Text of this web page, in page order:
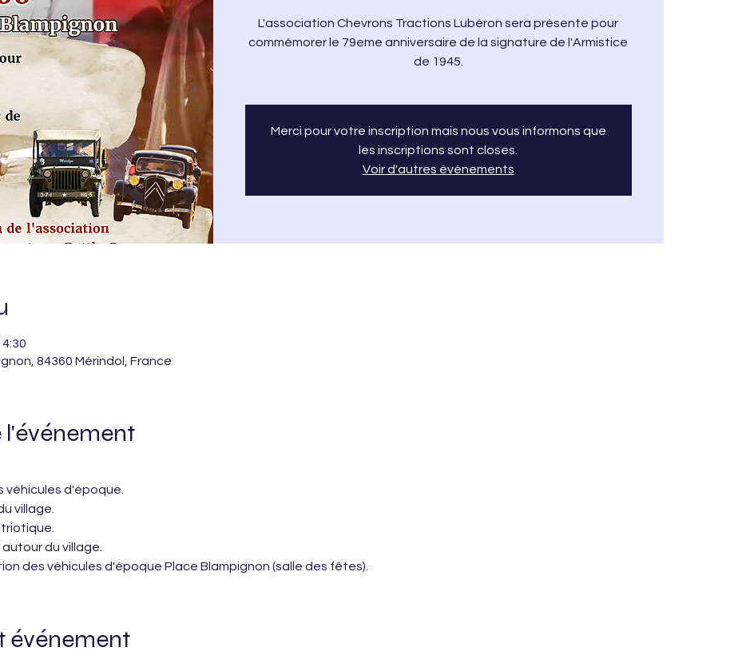
L'association Chevrons Tractions Lubéron sera présente pour
commémorer le 79eme anniversaire de la signature de l'Armistice
de 1945.
Merci pour votre inscription mais nous vous informons que
les inscriptions sont closes.
Voir d'autres événements
84360 Mérindol, France
l'événement
véhicules d'époque.
village.
du village.
des véhicules d'époque Place Blampignon (salle des fêtes).
événement